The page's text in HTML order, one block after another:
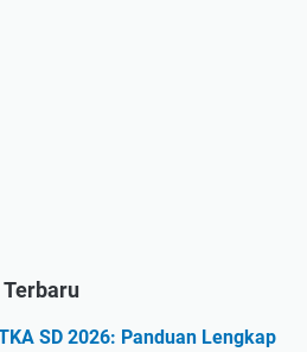
Terbaru
SD 2026: Panduan Lengkap